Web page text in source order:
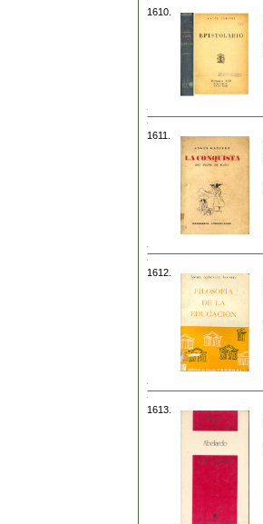
1610.
1611.
1612.
1613.